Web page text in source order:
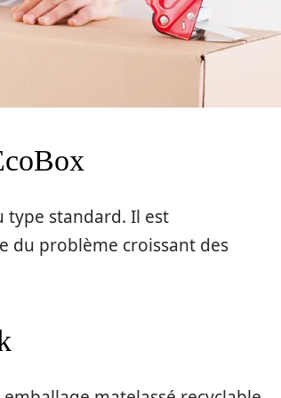
type standard. Il est
du problème croissant des